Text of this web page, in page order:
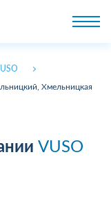
Хмельницкая
VUSO